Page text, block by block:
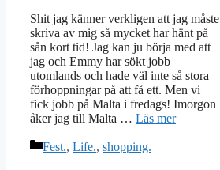
Shit jag känner verkligen att jag måste
skriva av mig så mycket har hänt på
sån kort tid! Jag kan ju börja med att
jag och Emmy har sökt jobb
utomlands och hade väl inte så stora
förhoppningar på att få ett. Men vi
fick jobb på Malta i fredags! Imorgon
åker jag till Malta … Läs mer
Kategorier
Fest., Life., shopping.